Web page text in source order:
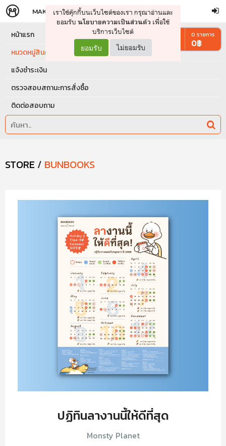
จัดการรถเข็น ดำเนินการต่อ
MAKERS STORE
เราใช้คุ๊กกี้บนเว็บไซต์ของเรา กรุณาอ่านและ
ยอมรับ นโยบายความเป็นส่วนตัว เพื่อใช้
บริการเว็บไซต์
ยอมรับ ไม่ยอมรับ
หน้าแรก
หมวดหมู่สินค้า
แจ้งชำระเงิน
ตรวจสอบสถานะการสั่งซื้อ
ติดต่อสอบถาม
0 รายการ
0฿
STORE / BUNBOOKS
ปฏิทินลางานนี้ให้ดีที่สุด
Monsty Planet